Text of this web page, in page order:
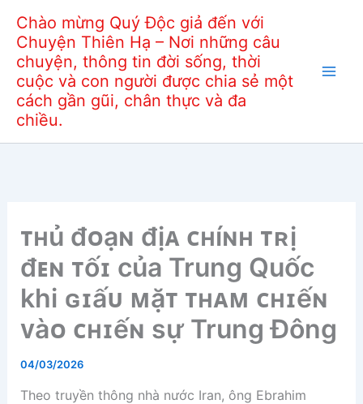
dung
Chào mừng Quý Độc giả đến với
Chuyện Thiên Hạ – Nơi những câu
chuyện, thông tin đời sống, thời
cuộc và con người được chia sẻ một
cách gần gũi, chân thực và đa
chiều.
ᴛʜủ đᴏạɴ địᴀ ᴄʜíɴʜ ᴛʀị
đᴇɴ ᴛốɪ của Trung Quốc
khi ɢɪấᴜ ᴍặᴛ ᴛʜᴀᴍ ᴄʜɪếɴ
ᴠàᴏ ᴄʜɪếɴ sự Trung Đông
04/03/2026
Theo truyền thông nhà nước Iran, ông Ebrahim